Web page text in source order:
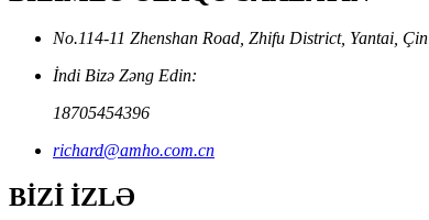
No.114-11 Zhenshan Road, Zhifu District, Yantai, Çin
İndi Bizə Zəng Edin:
18705454396
richard@amho.com.cn
BİZİ İZLƏ